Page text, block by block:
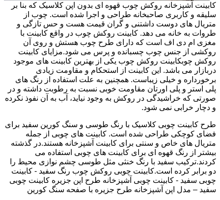
کابینت آشپزخانه روکش چوب قهوه ای بدون اپن کلاسیک که بنا بر
سلیقه و کاربری صاحبخانه طراحی و اجرا شده است. چوب از
متریال های دوست داشتنی و گران قیمت هست و حس تازگی و
طروات به خانه می دهد. کابینت روکش چوب در واقع کابینت با
مغزی ام دی اف است که دارای طرح چوب هستش و روی آن
روکشی از جنس چوب چسبانده و پرس می شود.مزایای کابینت
روکش چوبکابینت روکش چوب یکی از بهترین کابینت های موجود
دربازار می باشد. این کابینت از استحکام و مقاومت زیادی
برخورداره و خیلی زیباست. همچنین به علت استفاده از رنگ های
پلی استر و پلی اورتان مقاومت خوبی نسبت به رطوبت داشته و در
صورتی که خراشیدگی در روکش به وجود نیاید، آب به آن نفوذ نکرده
و دچار خرابی نمی شود.
طرح کابینت چوبی کلاسیک با رنگ طوسی و سنگ کورین سفید برای
فضای کوچکی طراحی شده است. کابینت های چوبی از جمله
متریال های خاص و سنتی برای کابینت آشپزخانه هستند.در گذشته
بیشتر از رنگ قهوه ای برای کابینت های چوبی استفاده می
کردند.ترکیب سفید با رنگ خنثی مثل طوسی چشم نوازی محیط را
دو برابر کرده است.کابینت چوبی روکش چوب رنگ سفید - کابینت
چوبی سفید - کابینت چوبی آشپزخانه طرح اپن جزیره کابینت چوبی
سفید – مدل اپن آشپزخانه طرح جزیره با صفحه سنگ کورین